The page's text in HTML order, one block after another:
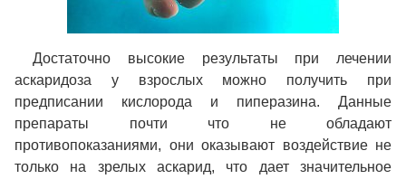
Достаточно высокие результаты при лечении
аскаридоза у взрослых можно получить при
предписании кислорода и пиперазина. Данные
препараты почти что не обладают
противопоказаниями, они оказывают воздействие не
только на зрелых аскарид, что дает значительное